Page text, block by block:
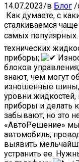
14.07.2023/в Блог /
Как думаете, с
сталкиваемся
самых популярных.
технических
приборы;
блоков управления;
знают, чем могут
изношенные шины,
уровни
приборы и делать
забывают, но это
«АвтоРешение»
автомобиль,
выявить
устранить ее.